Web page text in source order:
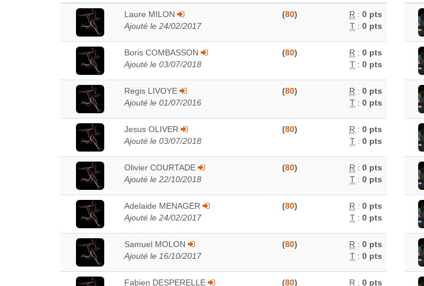
Laure MILON
Ajouté le 24/02/2017
(80) R : 0 pts
T : 0 pts
Boris COMBASSON
Ajouté le 03/07/2018
(80) R : 0 pts
T : 0 pts
Regis LIVOYE
Ajouté le 01/07/2016
(80) R : 0 pts
T : 0 pts
Jesus OLIVER
Ajouté le 03/07/2018
(80) R : 0 pts
T : 0 pts
Olivier COURTADE
Ajouté le 22/10/2018
(80) R : 0 pts
T : 0 pts
Adelaide MENAGER
Ajouté le 24/02/2017
(80) R : 0 pts
T : 0 pts
Samuel MOLON
Ajouté le 16/10/2017
(80) R : 0 pts
T : 0 pts
Fabien DESPERELLE (80) R : 0 pts